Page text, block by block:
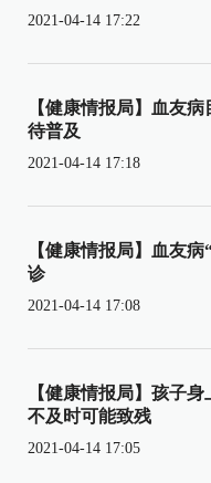
2021-04-14 17:22
【健康情报局】血友
待普及
2021-04-14 17:18
【健康情报局】血友
诊
2021-04-14 17:08
【健康情报局】孩子
不及时可能致残
2021-04-14 17:05